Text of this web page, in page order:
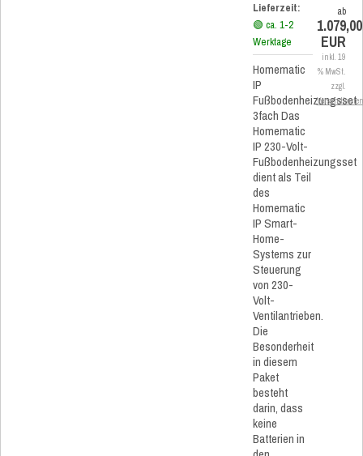
Lieferzeit:
🟢 ca. 1-2
Werktage
Homematic
IP
Fußbodenheizungsset
3fach Das
Homematic
IP 230-Volt-
Fußbodenheizungsset
dient als Teil
des
Homematic
IP Smart-
Home-
Systems zur
Steuerung
von 230-
Volt-
Ventilantrieben.
Die
Besonderheit
in diesem
Paket
besteht
darin, dass
keine
Batterien in
ab
1.079,00
EUR
inkl. 19
% MwSt.
zzgl.
Versandkosten